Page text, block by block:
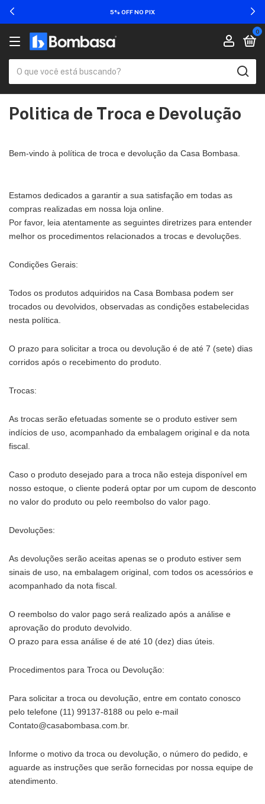
5% OFF NO PIX
0
Politica de Troca e Devolução
Bem-vindo à política de troca e devolução da Casa Bombasa.
Estamos dedicados a garantir a sua satisfação em todas as
compras realizadas em nossa loja online.
Por favor, leia atentamente as seguintes diretrizes para entender
melhor os procedimentos relacionados a trocas e devoluções.
Condições Gerais:
Todos os produtos adquiridos na Casa Bombasa podem ser
trocados ou devolvidos, observadas as condições estabelecidas
nesta política.
O prazo para solicitar a troca ou devolução é de até 7 (sete) dias
corridos após o recebimento do produto.
Trocas:
As trocas serão efetuadas somente se o produto estiver sem
indícios de uso, acompanhado da embalagem original e da nota
fiscal.
Caso o produto desejado para a troca não esteja disponível em
nosso estoque, o cliente poderá optar por um cupom de desconto
no valor do produto ou pelo reembolso do valor pago.
Devoluções:
As devoluções serão aceitas apenas se o produto estiver sem
sinais de uso, na embalagem original, com todos os acessórios e
acompanhado da nota fiscal.
O reembolso do valor pago será realizado após a análise e
aprovação do produto devolvido.
O prazo para essa análise é de até 10 (dez) dias úteis.
Procedimentos para Troca ou Devolução:
Para solicitar a troca ou devolução, entre em contato conosco
pelo telefone (11) 99137-8188 ou pelo e-mail
Contato@casabombasa.com.br.
Informe o motivo da troca ou devolução, o número do pedido, e
aguarde as instruções que serão fornecidas por nossa equipe de
atendimento.